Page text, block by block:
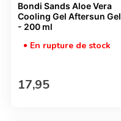
Bondi Sands Aloe Vera
Cooling Gel Aftersun Gel
- 200 ml
En rupture de stock
Prix normal
17,95